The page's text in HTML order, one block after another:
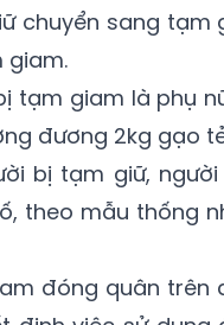
chuyển sang
giam.
tạm giam là phụ
đương 2kg gạo
bị tạm giữ,
theo mẫu thống
đóng quân trên